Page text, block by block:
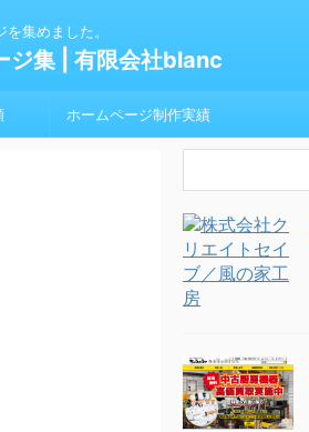
集めました。
ジ集 | 有限会社blanc
ホームページ制作実績